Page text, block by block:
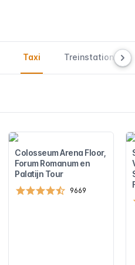
Taxi Treinstation
Colosseum Arena Floor,
Forum Romanum en
Palatijn Tour
9669